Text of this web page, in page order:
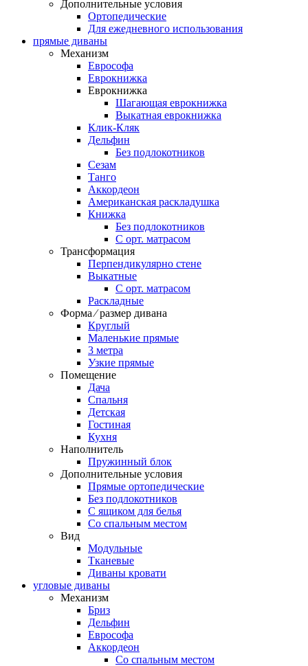
Дополнительные условия
Ортопедические
Для ежедневного использования
прямые диваны
Механизм
Еврософа
Еврокнижка
Еврокнижка
Шагающая еврокнижка
Выкатная еврокнижка
Клик-Кляк
Дельфин
Без подлокотников
Сезам
Танго
Аккордеон
Американская раскладушка
Книжка
Без подлокотников
С орт. матрасом
Трансформация
Перпендикулярно стене
Выкатные
С орт. матрасом
Раскладные
Форма ⁄ размер дивана
Круглый
Маленькие прямые
3 метра
Узкие прямые
Помещение
Дача
Спальня
Детская
Гостиная
Кухня
Наполнитель
Пружинный блок
Дополнительные условия
Прямые ортопедические
Без подлокотников
С ящиком для белья
Со спальным местом
Вид
Модульные
Тканевые
Диваны кровати
угловые диваны
Механизм
Бриз
Дельфин
Еврософа
Аккордеон
Со спальным местом